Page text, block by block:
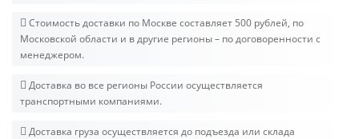
Стоимость доставки по Москве составляет 500 рублей, по
Московской области и в другие регионы – по договоренности с
менеджером.
Доставка во все регионы России осуществляется
транспортными компаниями.
Доставка груза осуществляется до подъезда или склада